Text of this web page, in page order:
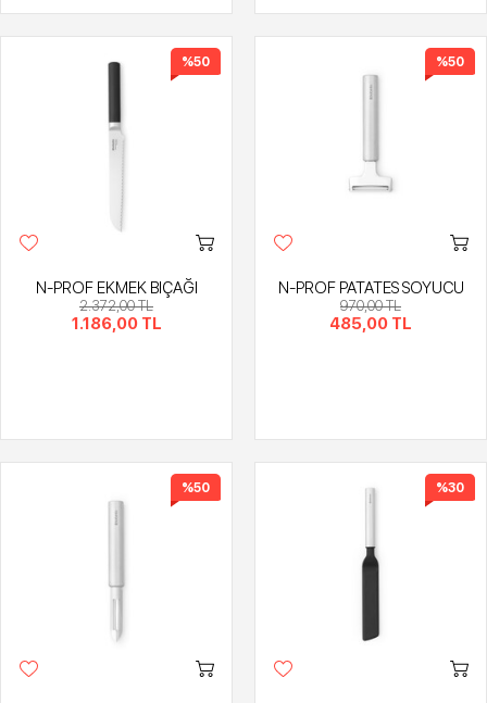
%50
N-PROF EKMEK BIÇAĞI
2.372,00 TL
1.186,00 TL
%50
N-PROF PATATES SOYUCU
970,00 TL
485,00 TL
%50 %30